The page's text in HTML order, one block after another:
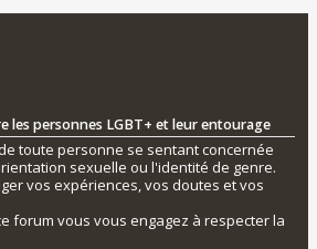
les personnes LGBT+ et leur entourage
toute personne se sentant concernée
sexuelle ou l'identité de genre.
vos expériences, vos doutes et vos
forum vous vous engagez à respecter la